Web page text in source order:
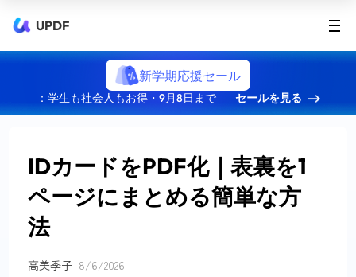
UPDF
新学期応援セール
：学生も社会人もお得・9月8日まで セールを見る
IDカードをPDF化｜表裏を1
ページにまとめる簡単な方
法
高美季子 8/6/2026